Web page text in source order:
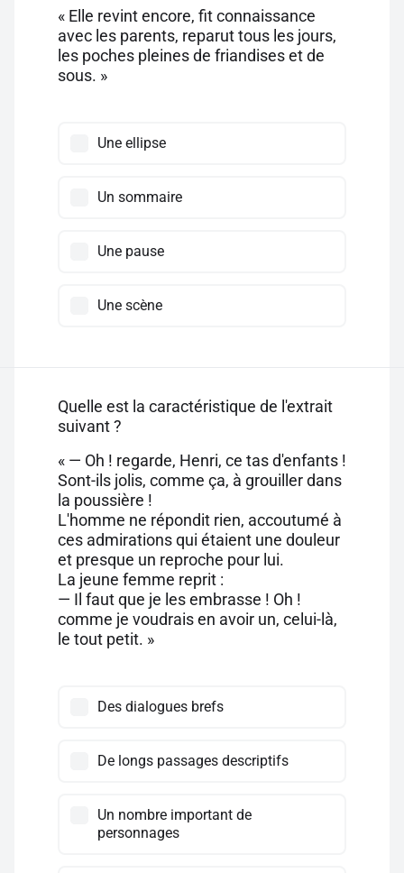
« Elle revint encore, fit connaissance
avec les parents, reparut tous les jours,
les poches pleines de friandises et de
sous. »
Une ellipse
Un sommaire
Une pause
Une scène
Quelle est la caractéristique de l'extrait
suivant ?
« — Oh ! regarde, Henri, ce tas d'enfants !
Sont-ils jolis, comme ça, à grouiller dans
la poussière !
L'homme ne répondit rien, accoutumé à
ces admirations qui étaient une douleur
et presque un reproche pour lui.
La jeune femme reprit :
— Il faut que je les embrasse ! Oh !
comme je voudrais en avoir un, celui-là,
le tout petit. »
Des dialogues brefs
De longs passages descriptifs
Un nombre important de
personnages